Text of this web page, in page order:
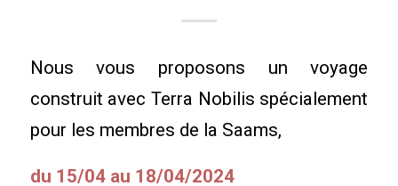
Nous vous proposons un voyage
construit avec Terra Nobilis spécialement
pour les membres de la Saams,
du 15/04 au 18/04/2024